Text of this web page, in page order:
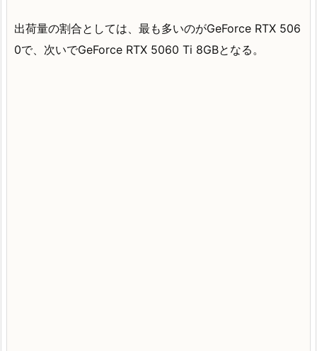
出荷量の割合としては、最も多いのがGeForce RTX 506
0で、次いでGeForce RTX 5060 Ti 8GBとなる。